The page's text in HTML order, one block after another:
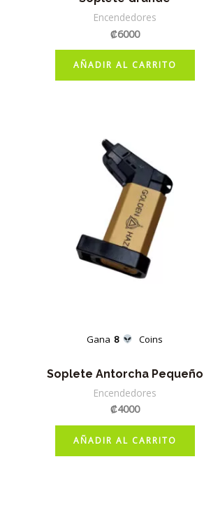
Encendedores
₡6000
AÑADIR AL CARRITO
Gana 8 Coins
Soplete Antorcha Pequeño
Encendedores
₡4000
AÑADIR AL CARRITO